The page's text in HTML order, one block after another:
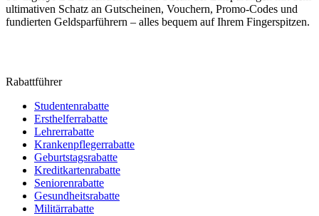
ultimativen Schatz an Gutscheinen, Vouchern, Promo-Codes und
fundierten Geldsparführern – alles bequem auf Ihrem Fingerspitzen.
Rabattführer
Studentenrabatte
Ersthelferrabatte
Lehrerrabatte
Krankenpflegerrabatte
Geburtstagsrabatte
Kreditkartenrabatte
Seniorenrabatte
Gesundheitsrabatte
Militärrabatte